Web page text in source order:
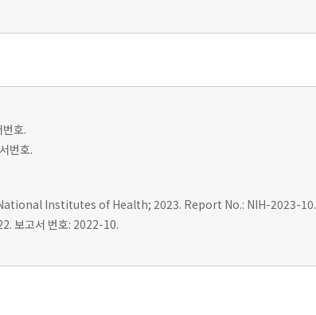
호.
번호.
Institutes of Health; 2023. Report No.: NIH-2023-10.
보고서 번호: 2022-10.